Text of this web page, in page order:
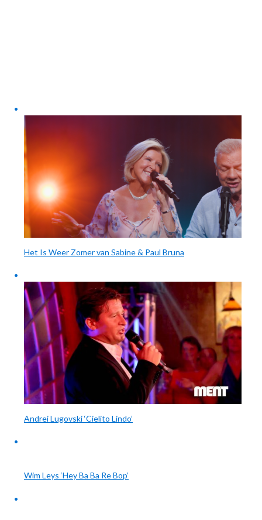
Het Is Weer Zomer van Sabine & Paul Bruna
Andrei Lugovski ‘Cielito Lindo’
Wim Leys ‘Hey Ba Ba Re Bop’